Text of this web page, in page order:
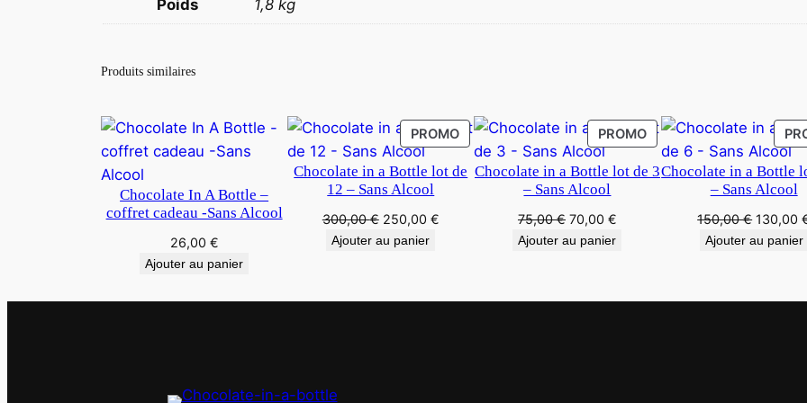
Poids 1,8 kg
Produits similaires
Chocolate In A Bottle –
coffret cadeau -Sans Alcool
26,00 €
Ajouter au panier
PROMO
Chocolate in a Bottle lot de
12 – Sans Alcool
300,00€ 250,00 €
Ajouter au panier
PROMO
Chocolate in a Bottle lot de 3
– Sans Alcool
75,00€ 70,00 €
Ajouter au panier
Chocolate in a Bottle
– Sans Alcool
150,00€ 130,00
Ajouter au panier